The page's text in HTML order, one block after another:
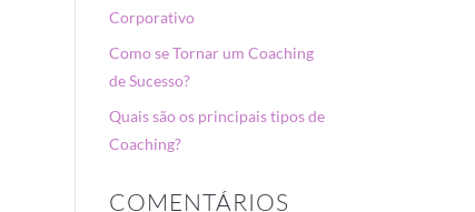
Corporativo
Como se Tornar um Coaching
de Sucesso?
Quais são os principais tipos de
Coaching?
COMENTÁRIOS